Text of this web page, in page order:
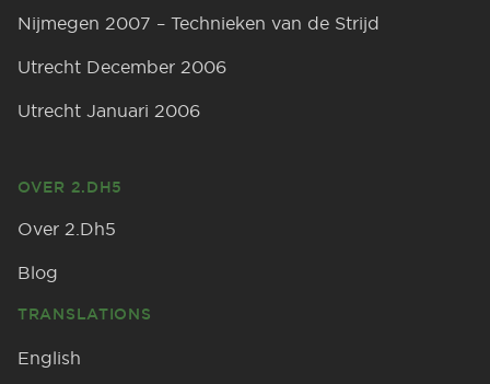
Nijmegen 2007 – Technieken van de Strijd
Utrecht December 2006
Utrecht Januari 2006
OVER 2.DH5
Over 2.Dh5
Blog
TRANSLATIONS
English